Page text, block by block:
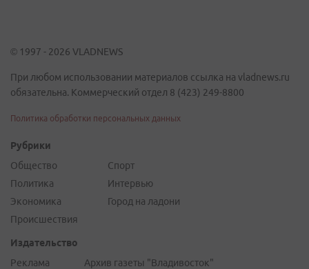
© 1997 - 2026 VLADNEWS
При любом использовании материалов ссылка на vladnews.ru
обязательна. Коммерческий отдел 8 (423) 249-8800
Политика обработки персональных данных
Рубрики
Общество
Политика
Экономика
Происшествия
Спорт
Интервью
Город на ладони
Издательство
Реклама
Архив газеты "Владивосток"